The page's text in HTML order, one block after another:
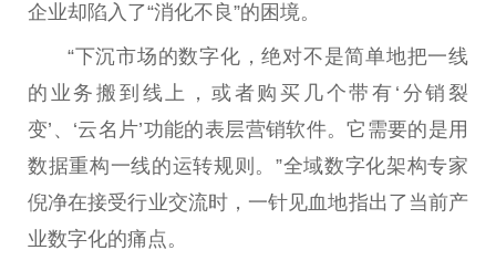
企业却陷入了“消化不良”的困境。
“下沉市场的数字化，绝对不是简单地把一线
的业务搬到线上，或者购买几个带有‘分销裂
变’、‘云名片’功能的表层营销软件。它需要的是用
数据重构一线的运转规则。”全域数字化架构专家
倪净在接受行业交流时，一针见血地指出了当前产
业数字化的痛点。